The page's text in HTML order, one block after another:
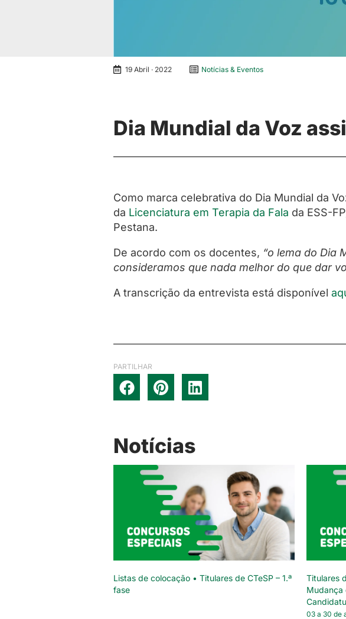
19 Abril · 2022 Notícias & Eventos
Dia Mundial da Voz
Como marca celebrativa do Dia Mundial da
da Licenciatura em Terapia da Fala da ESS-FP
Pestana.
De acordo com os docentes, “o lema do Dia
consideramos que nada melhor do que dar
A transcrição da entrevista está disponível
PARTILHAR
Notícias
Listas de colocação • Titulares de CTeSP – 1.ª
fase
Titulares
Mudança
03 a 30 de